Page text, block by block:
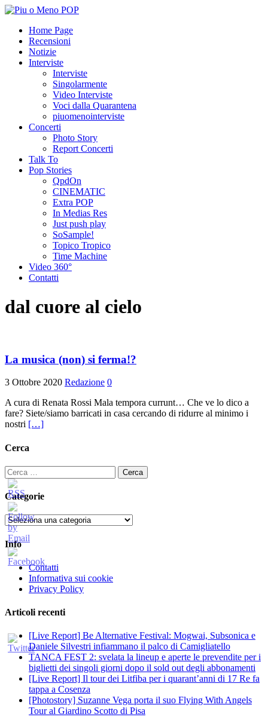
Home Page
Recensioni
Notizie
Interviste
Interviste
Singolarmente
Video Interviste
Voci dalla Quarantena
piuomenointerviste
Concerti
Photo Story
Report Concerti
Talk To
Pop Stories
QpdOn
CINEMATIC
Extra POP
In Medias Res
Just push play
SoSample!
Topico Tropico
Time Machine
Video 360°
Contatti
dal cuore al cielo
La musica (non) si ferma!?
3 Ottobre 2020 Redazione 0
A cura di Renata Rossi Mala tempora currunt… Che ve lo dico a
fare? Siete/siamo barricati in casa cercando di ridurre al minimo i
nostri […]
Cerca
Ricerca
per:
Categorie
Categorie
Info
Contatti
Informativa sui cookie
Privacy Policy
Articoli recenti
[Live Report] Be Alternative Festival: Mogwai, Subsonica e
Daniele Silvestri infiammano il palco di Camigliatello
TANCA FEST 2: svelata la lineup e aperte le prevendite per i
biglietti dei singoli giorni dopo il sold out degli abbonamenti
[Live Report] Il tour dei Litfiba per i quarant’anni di 17 Re fa
tappa a Cosenza
[Photostory] Suzanne Vega porta il suo Flying With Angels
Tour al Giardino Scotto di Pisa